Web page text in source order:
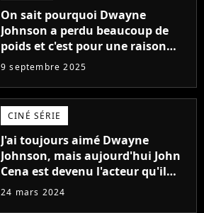
On sait pourquoi Dwayne
Johnson a perdu beaucoup de
poids et c'est pour une raison
importante
9 septembre 2025
CINÉ SÉRIE
J'ai toujours aimé Dwayne
Johnson, mais aujourd'hui John
Cena est devenu l'acteur qu'il
rêvait d'être (et Ricky Stanicky le
24 mars 2024